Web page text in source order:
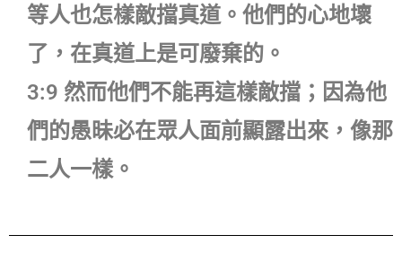
等人也怎樣敵擋真道。他們的心地壞
了，在真道上是可廢棄的。
3:9 然而他們不能再這樣敵擋；因為他
們的愚昧必在眾人面前顯露出來，像那
二人一樣。